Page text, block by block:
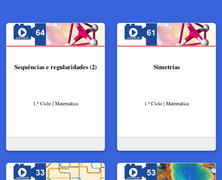
Sequências e regularidades (2)
1.º Ciclo | Matemática
Simetrias
1.º Ciclo | Matemática